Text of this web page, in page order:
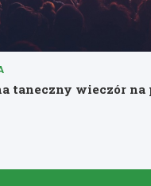
taneczny wieczór na